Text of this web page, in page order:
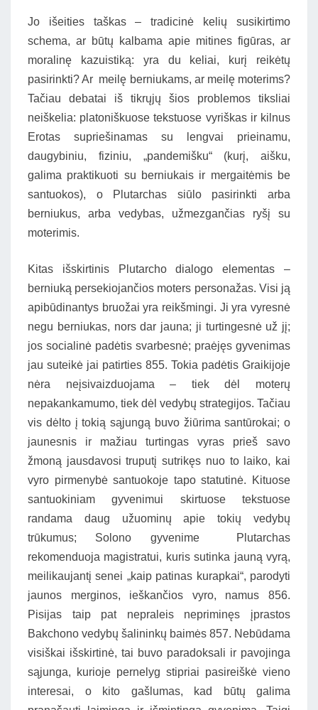
Jo išeities taškas – tradicinė kelių susikirtimo
schema, ar būtų kalbama apie mitines figūras, ar
moralinę kazuistiką: yra du keliai, kurį reikėtų
pasirinkti? Ar meilę berniukams, ar meilę moterims?
Tačiau debatai iš tikrųjų šios problemos tiksliai
neiškelia: platoniškuose tekstuose vyriškas ir kilnus
Erotas supriešinamas su lengvai prieinamu,
daugybiniu, fiziniu, „pandemišku“ (kurį, aišku,
galima praktikuoti su berniukais ir mergaitėmis be
santuokos), o Plutarchas siūlo pasirinkti arba
berniukus, arba vedybas, užmezgančias ryšį su
moterimis.
Kitas išskirtinis Plutarcho dialogo elementas –
berniuką persekiojančios moters personažas. Visi ją
apibūdinantys bruožai yra reikšmingi. Ji yra vyresnė
negu berniukas, nors dar jauna; ji turtingesnė už jį;
jos socialinė padėtis svarbesnė; praėjęs gyvenimas
jau suteikė jai patirties 855. Tokia padėtis Graikijoje
nėra neįsivaizduojama – tiek dėl moterų
nepakankamumo, tiek dėl vedybų strategijos. Tačiau
vis dėlto į tokią sąjungą buvo žiūrima santūrokai; o
jaunesnis ir mažiau turtingas vyras prieš savo
žmoną jausdavosi truputį sutrikęs nuo to laiko, kai
vyro pirmenybė santuokoje tapo statutinė. Kituose
santuokiniam gyvenimui skirtuose tekstuose
randama daug užuominų apie tokių vedybų
trūkumus; Solono gyvenime Plutarchas
rekomenduoja magistratui, kuris sutinka jauną vyrą,
meilikaujantį senei „kaip patinas kurapkai“, parodyti
jaunos merginos, ieškančios vyro, namus 856.
Pisijas taip pat nepraleis nepriminęs įprastos
Bakchono vedybų šalininkų baimės 857. Nebūdama
visiškai išskirtinė, tai buvo paradoksali ir pavojinga
sąjunga, kurioje pernelyg stipriai pasireiškė vieno
interesai, o kito gašlumas, kad būtų galima